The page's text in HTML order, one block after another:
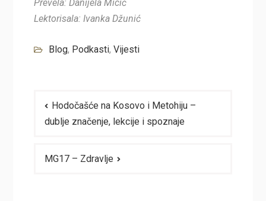
Prevela: Danijela Micić
Lektorisala: Ivanka Džunić
Blog, Podkasti, Vijesti
članaka
Hodočašće na Kosovo i Metohiju –
dublje značenje, lekcije i spoznaje
MG17 – Zdravlje